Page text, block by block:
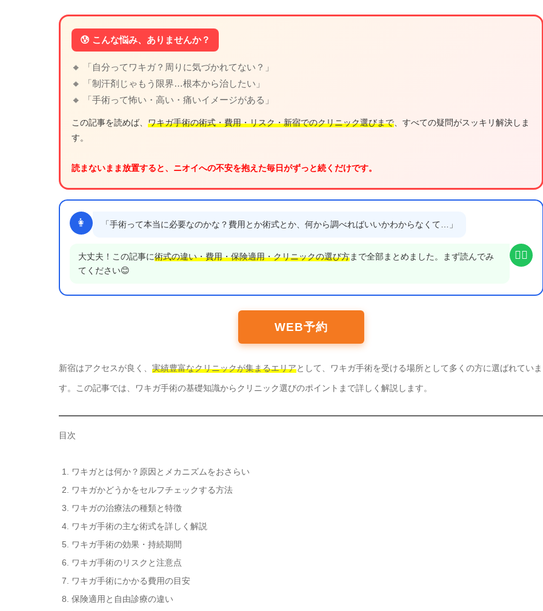
😰 こんな悩み、ありませんか？
🔸 「自分ってワキガ？周りに気づかれてない？」
🔸 「制汗剤じゃもう限界…根本から治したい」
🔸 「手術って怖い・高い・痛いイメージがある」
この記事を読めば、 ワキガ手術の術式・費用・リスク・新宿でのクリニック選びまで 、すべての疑問がスッキリ解決しま
す。
読まないまま放置すると、ニオイへの不安を抱えた毎日がずっと続くだけです。
👩 「手術って本当に必要なのかな？費用とか術式とか、何から調べればいいかわからなくて…」
👨‍⚕️
大丈夫！この記事に術式の違い・費用・保険適用・クリニックの選び方 まで全部まとめました。まず読んでみ
てください😊
WEB予約
新宿はアクセスが良く、 実績豊富なクリニックが集まるエリアとして、ワキガ手術を受ける場所として多くの方に選ばれていま
す。この記事では、ワキガ手術の基礎知識からクリニック選びのポイントまで詳しく解説します。
目次
ワキガとは何か？原因とメカニズムをおさらい
ワキガかどうかをセルフチェックする方法
ワキガの治療法の種類と特徴
ワキガ手術の主な術式を詳しく解説
ワキガ手術の効果・持続期間
ワキガ手術のリスクと注意点
ワキガ手術にかかる費用の目安
保険適用と自由診療の違い